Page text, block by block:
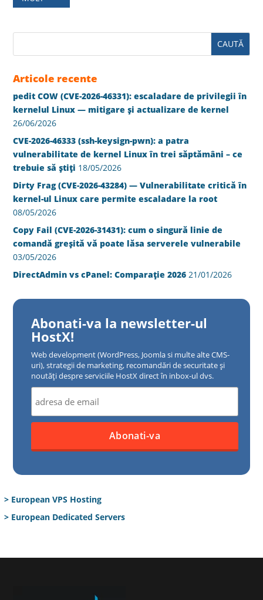
Articole recente
pedit COW (CVE-2026-46331): escaladare de privilegii în
kernelul Linux — mitigare și actualizare de kernel
26/06/2026
CVE-2026-46333 (ssh-keysign-pwn): a patra
vulnerabilitate de kernel Linux în trei săptămâni – ce
trebuie să știți 18/05/2026
Dirty Frag (CVE-2026-43284) — Vulnerabilitate critică în
kernel-ul Linux care permite escaladare la root
08/05/2026
Copy Fail (CVE-2026-31431): cum o singură linie de
comandă greșită vă poate lăsa serverele vulnerabile
03/05/2026
DirectAdmin vs cPanel: Comparație 2026 21/01/2026
Abonati-va la newsletter-ul
HostX!
Web development (WordPress, Joomla si multe alte CMS-
uri), strategii de marketing, recomandări de securitate și
noutăți despre serviciile HostX direct în inbox-ul dvs.
> European VPS Hosting
> European Dedicated Servers